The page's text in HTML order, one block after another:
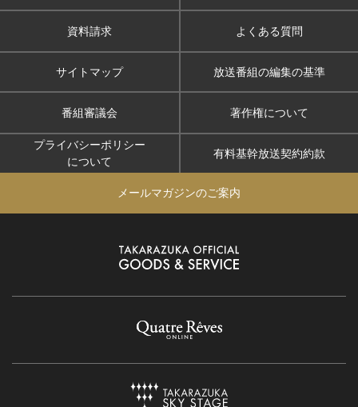
資料請求 よくある質問
サイトマップ 放送番組の編集の基準
番組審議会 著作権について
プライバシーポリシー
について
有料基幹放送契約約款
メールマガジンのご案内